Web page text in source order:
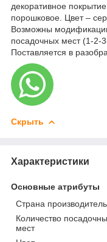
декоративное
порошковое. Цвет –
Возможны
посадочных мест (1-2-
Поставляется в
Скрыть
Характеристики
Основные атрибуты
Страна производитель
Количество
мест